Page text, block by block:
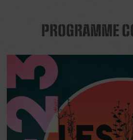
PROGRAMME